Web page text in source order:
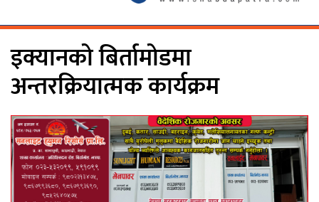
इक्यानको बिर्तामोडमा
अन्तरक्रियात्मक कार्यक्रम